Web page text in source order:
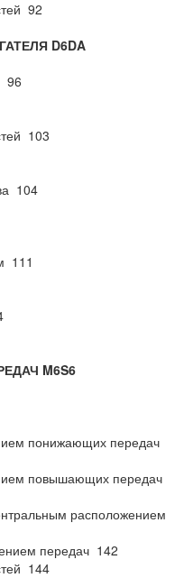
92
D6DA
96
103
104
111
M6S6
понижающих передач
повышающих передач
расположением
передач 142
144